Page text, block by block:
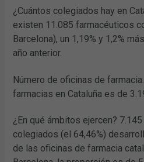
¿Cuántos colegiados hay en
existen 11.085 farmacéuticos
Barcelona), un 1,19% y 1,2%
año anterior.
Número de oficinas de
farmacias en Cataluña es de
¿En qué ámbitos ejercen?
colegiados (el 64,46%)
de las oficinas de farmacia